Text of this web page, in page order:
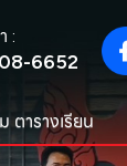
:
6652
ตารางเรียน